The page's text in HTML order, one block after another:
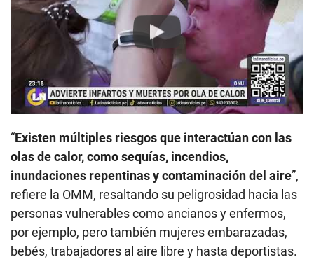
Play
“Existen múltiples riesgos que interactúan con las
olas de calor, como sequías, incendios,
inundaciones repentinas y contaminación del aire”,
refiere la OMM, resaltando su peligrosidad hacia las
personas vulnerables como ancianos y enfermos,
por ejemplo, pero también mujeres embarazadas,
bebés, trabajadores al aire libre y hasta deportistas.